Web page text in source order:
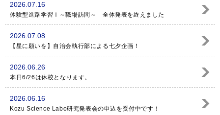
2026.07.16
体験型進路学習Ⅰ～職場訪問～ 全体発表を終えました
2026.07.08
【星に願いを】自治会執行部による七夕企画！
2026.06.26
本日6/26は休校となります。
2026.06.16
Kozu Science Labo研究発表会の申込を受付中です！